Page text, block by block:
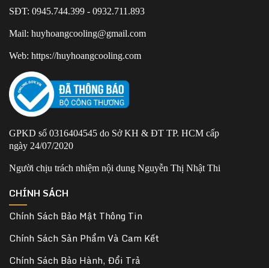
SĐT: 0945.744.399 - 0932.711.893
Mail: huyhoangcooling@gmail.com
Web: https://huyhoangcooling.com
GPKD số 0316404545 do Sở KH & ĐT TP. HCM cấp
ngày 24/07/2020
Người chịu trách nhiệm nội dung Nguyễn Thị Nhật Thi
CHÍNH SÁCH
Chính Sách Bảo Mật Thông Tin
Chính Sách Sản Phẩm Và Cam Kết
Chính Sách Bảo Hành, Đổi Trả